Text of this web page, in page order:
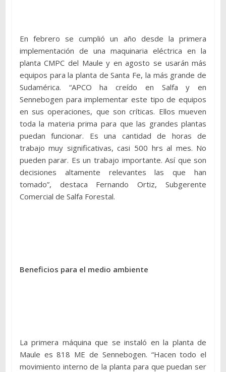
En febrero se cumplió un año desde la primera
implementación de una maquinaria eléctrica en la
planta CMPC del Maule y en agosto se usarán más
equipos para la planta de Santa Fe, la más grande de
Sudamérica. “APCO ha creído en Salfa y en
Sennebogen para implementar este tipo de equipos
en sus operaciones, que son críticas. Ellos mueven
toda la materia prima para que las grandes plantas
puedan funcionar. Es una cantidad de horas de
trabajo muy significativas, casi 500 hrs al mes. No
pueden parar. Es un trabajo importante. Así que son
decisiones altamente relevantes las que han
tomado”, destaca Fernando Ortiz, Subgerente
Comercial de Salfa Forestal.
Beneficios para el medio ambiente
La primera máquina que se instaló en la planta de
Maule es 818 ME de Sennebogen. “Hacen todo el
movimiento interno de la planta para que puedan ser